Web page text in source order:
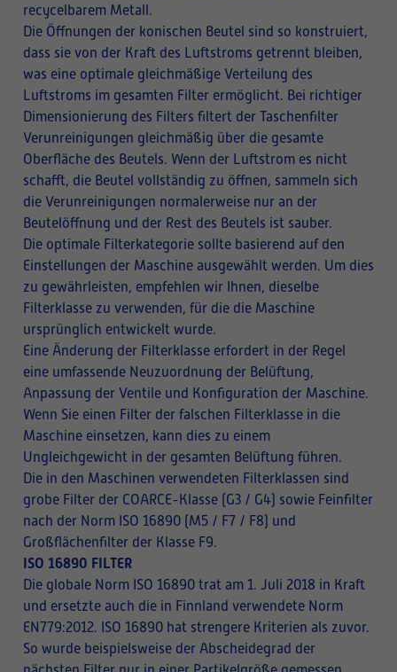
recycelbarem Metall.
Die Öffnungen der konischen Beutel sind so konstruiert,
dass sie von der Kraft des Luftstroms getrennt bleiben,
was eine optimale gleichmäßige Verteilung des
Luftstroms im gesamten Filter ermöglicht. Bei richtiger
Dimensionierung des Filters filtert der Taschenfilter
Verunreinigungen gleichmäßig über die gesamte
Oberfläche des Beutels. Wenn der Luftstrom es nicht
schafft, die Beutel vollständig zu öffnen, sammeln sich
die Verunreinigungen normalerweise nur an der
Beutelöffnung und der Rest des Beutels ist sauber.
Die optimale Filterkategorie sollte basierend auf den
Einstellungen der Maschine ausgewählt werden. Um dies
zu gewährleisten, empfehlen wir Ihnen, dieselbe
Filterklasse zu verwenden, für die die Maschine
ursprünglich entwickelt wurde.
Eine Änderung der Filterklasse erfordert in der Regel
eine umfassende Neuzuordnung der Belüftung,
Anpassung der Ventile und Konfiguration der Maschine.
Wenn Sie einen Filter der falschen Filterklasse in die
Maschine einsetzen, kann dies zu einem
Ungleichgewicht in der gesamten Belüftung führen.
Die in den Maschinen verwendeten Filterklassen sind
grobe Filter der COARCE-Klasse (G3 / G4) sowie Feinfilter
nach der Norm ISO 16890 (M5 / F7 / F8) und
Großflächenfilter der Klasse F9.
ISO 16890 FILTER
Die globale Norm ISO 16890 trat am 1. Juli 2018 in Kraft
und ersetzte auch die in Finnland verwendete Norm
EN779:2012. ISO 16890 hat strengere Kriterien als zuvor.
So wurde beispielsweise der Abscheidegrad der